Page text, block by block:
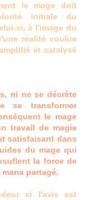
le mage doit
initiale du
ci, à l'image du
réalité voulue
et catalysé
ni ne se décrète
se transformer
le mage
travail de magie
satisfaisant dans
du mage qui
la force de
partagé.
si l'avis est